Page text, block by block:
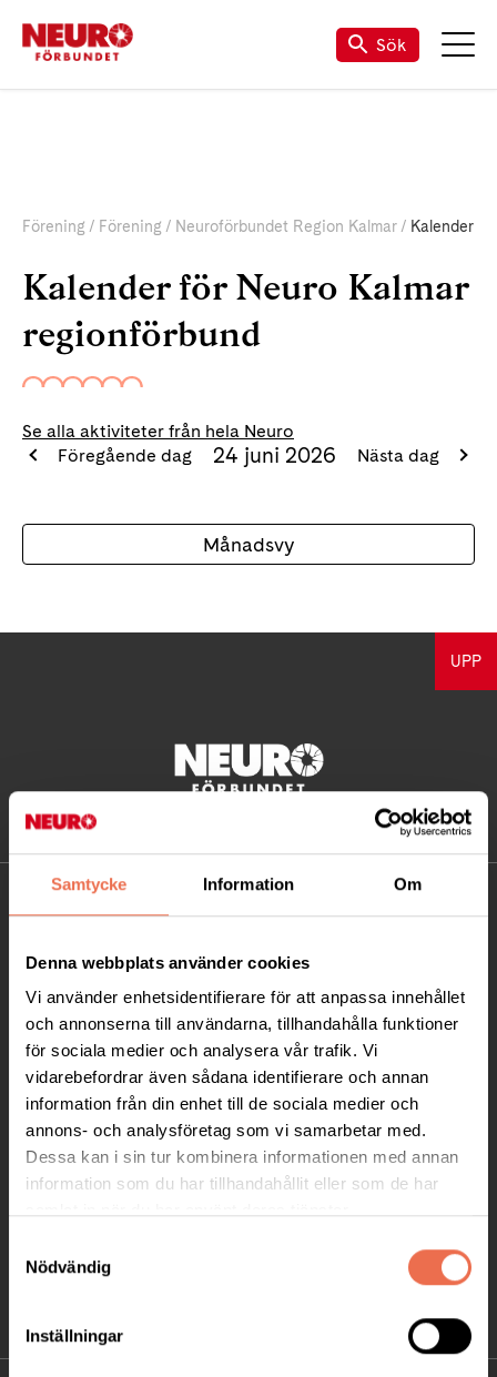
Samtycke Information Om
Denna webbplats använder cookies
Vi använder enhetsidentifierare för att anpassa innehållet
och annonserna till användarna, tillhandahålla funktioner
för sociala medier och analysera vår trafik. Vi
vidarebefordrar även sådana identifierare och annan
information från din enhet till de sociala medier och
annons- och analysföretag som vi samarbetar med.
Dessa kan i sin tur kombinera informationen med annan
information som du har tillhandahållit eller som de har
Nödvändig
Inställningar
Sök
Förening Förening Neuroförbundet Region Kalmar Kalender
Kalender för Neuro Kalmar
regionförbund
Se alla aktiviteter från hela Neuro
Föregående dag
24 juni 2026 Nästa dag
Månadsvy
UPP
Besöksadress:
Ågatan 12 C, 172 62 Sundbyberg
Telefon: 08-677 70 10
Postadress:
Box 4086
171 04 Solna
info@neuro.se
PG 90 10 07-5 | BG 901-0075 | Swishgåva 90 100